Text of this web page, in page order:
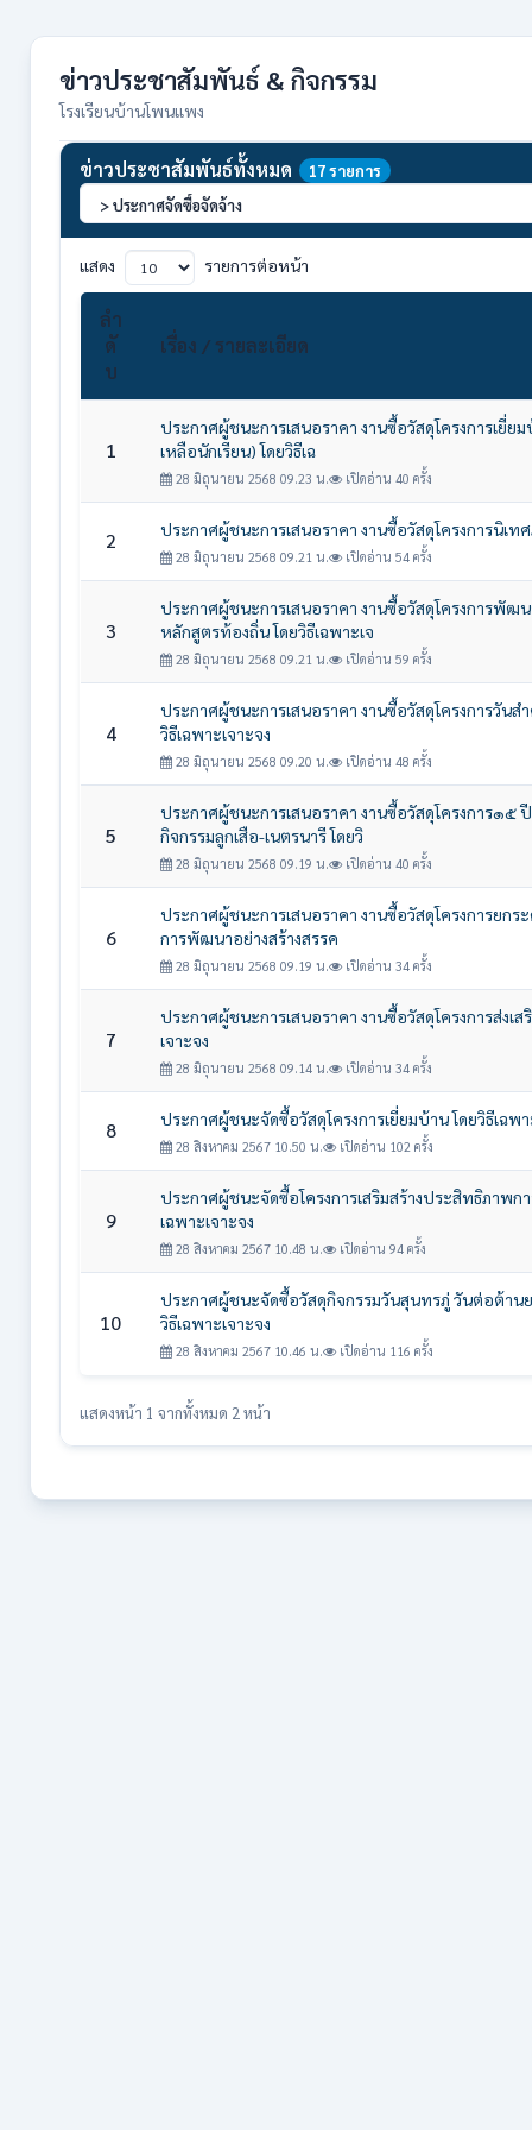
ข่าวประชาสัมพันธ์ & กิจกรรม
โรงเรียนบ้านโพนแพง
ข่าวประชาสัมพันธ์ทั้งหมด 17 รายการ
แสดง รายการต่อหน้า
ลำ
ดั
บ
เรื่อง / รายละเอียด
1
ประกาศผู้ชนะการเสนอราคา งานซื้อวัสดุโครงการเยี่ย
เหลือนักเรียน) โดยวิธีเฉ
28 มิถุนายน 2568 09.23 น. เปิดอ่าน 40 ครั้ง
2 ประกาศผู้ชนะการเสนอราคา งานซื้อวัสดุโครงการนิเทศ
28 มิถุนายน 2568 09.21 น. เปิดอ่าน 54 ครั้ง
3
ประกาศผู้ชนะการเสนอราคา งานซื้อวัสดุโครงการพั
หลักสูตรท้องถิ่น โดยวิธีเฉพาะเจ
28 มิถุนายน 2568 09.21 น. เปิดอ่าน 59 ครั้ง
4
ประกาศผู้ชนะการเสนอราคา งานซื้อวัสดุโครงการวัน
วิธีเฉพาะเจาะจง
28 มิถุนายน 2568 09.20 น. เปิดอ่าน 48 ครั้ง
5
ประกาศผู้ชนะการเสนอราคา งานซื้อวัสดุโครงการ๑๕
กิจกรรมลูกเสือ-เนตรนารี โดยวิ
28 มิถุนายน 2568 09.19 น. เปิดอ่าน 40 ครั้ง
6
ประกาศผู้ชนะการเสนอราคา งานซื้อวัสดุโครงการยกร
การพัฒนาอย่างสร้างสรรค
28 มิถุนายน 2568 09.19 น. เปิดอ่าน 34 ครั้ง
7
ประกาศผู้ชนะการเสนอราคา งานซื้อวัสดุโครงการส่งเ
เจาะจง
28 มิถุนายน 2568 09.14 น. เปิดอ่าน 34 ครั้ง
8 ประกาศผู้ชนะจัดซื้อวัสดุโครงการเยี่ยมบ้าน โดยวิธีเฉพา
28 สิงหาคม 2567 10.50 น. เปิดอ่าน 102 ครั้ง
9
ประกาศผู้ชนะจัดซื้อโครงการเสริมสร้างประสิทธิภาพก
เฉพาะเจาะจง
28 สิงหาคม 2567 10.48 น. เปิดอ่าน 94 ครั้ง
10
ประกาศผู้ชนะจัดซื้อวัสดุกิจกรรมวันสุนทรภู่ วันต่อต้าน
วิธีเฉพาะเจาะจง
28 สิงหาคม 2567 10.46 น. เปิดอ่าน 116 ครั้ง
แสดงหน้า 1 จากทั้งหมด 2 หน้า